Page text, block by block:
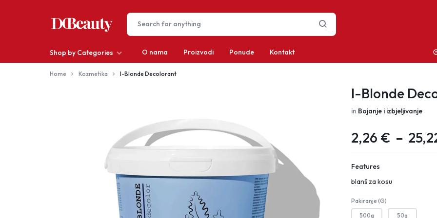
DCBEAUTY
Shop by Categories O nama Proizvodi Ponude Kontakt
Home Kozmetika I-Blonde Decolorant
I-Blonde
in Bojanje i izbjeljivanje
2,26 € –
Features
blanš za kosu
Pakiranje (g)
500g 50g